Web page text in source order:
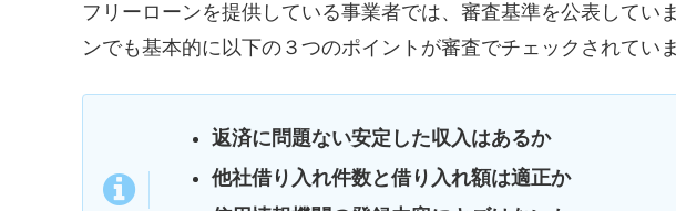
フリーローンを提供している事業者では、審査基準を公表してい
ンでも基本的に以下の３つのポイントが審査でチェックされていま
返済に問題ない安定した収入はあるか
他社借り入れ件数と借り入れ額は適正か